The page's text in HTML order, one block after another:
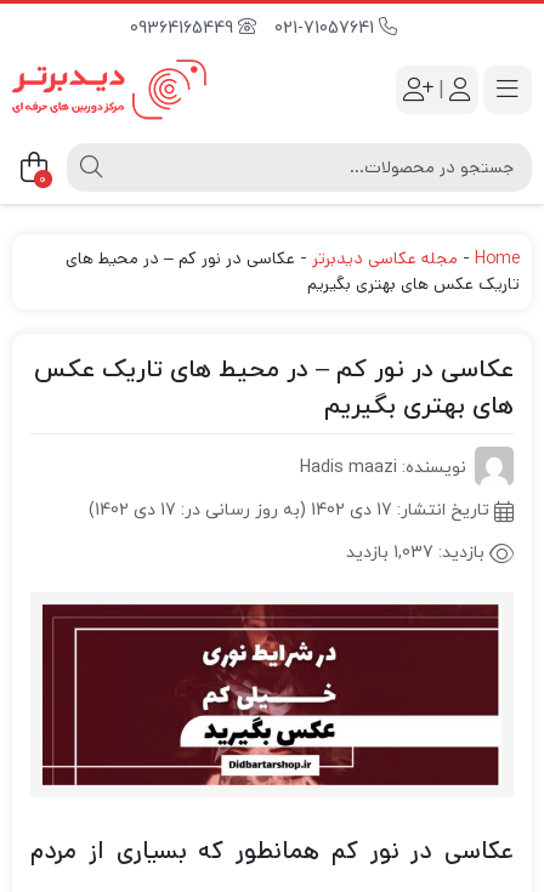
09364165449
|
0
Home
- مجله عکاسی دیدبرتر - عکاسی در نور کم – در محیط های
تاریک عکس های بهتری بگیریم
عکاسی در نور کم – در محیط های تاریک عکس
های بهتری بگیریم
نویسنده: Hadis maazi
تاریخ انتشار: 17 دی 1402 (به روز رسانی در: 17 دی 1402)
بازدید: 1,037 بازدید
عکاسی در نور کم همانطور که بسیاری از مردم